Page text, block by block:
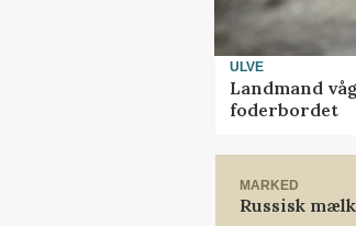
ULVE
Landmand
foderbordet
MARKED
Russisk